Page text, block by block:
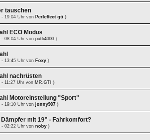
tauschen
- 19:04 Uhr von Perleffect gti )
ECO Modus
- 08:04 Uhr von putti4000 )
- 13:45 Uhr von Foxy )
nachrüsten
11:27 Uhr von MR.GTI )
Motoreinstellung "Sport"
- 19:10 Uhr von jonny907 )
Dämpfer mit 19" - Fahrkomfort?
- 02:22 Uhr von noby )